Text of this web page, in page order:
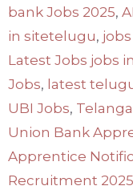
bank Jobs 2025,
in sitetelugu,
Latest Jobs jobs
Jobs, latest
UBI Jobs,
Union Bank
Apprentice
Recruitment 2025